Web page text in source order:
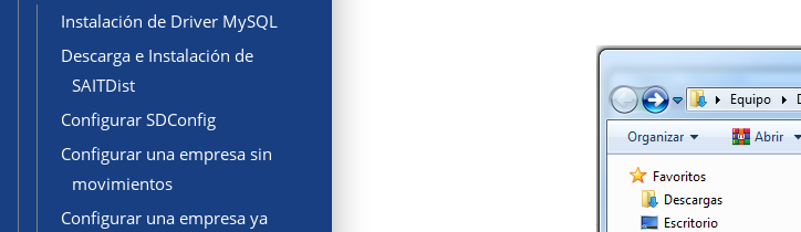
Instalación de Driver MySQL
Descarga e Instalación de
SAITDist
Configurar SDConfig
Configurar una empresa sin
movimientos
Configurar una empresa ya